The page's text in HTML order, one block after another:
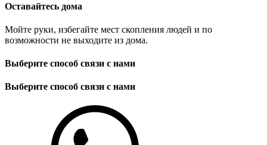
Оставайтесь дома
Мойте руки, избегайте мест скопления людей и по
возможности не выходите из дома.
Выберите способ связи с нами
Выберите способ связи с нами